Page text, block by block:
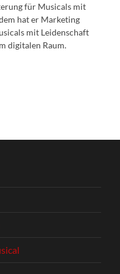
für Musicals mit
hat er Marketing
mit Leidenschaft
digitalen Raum.